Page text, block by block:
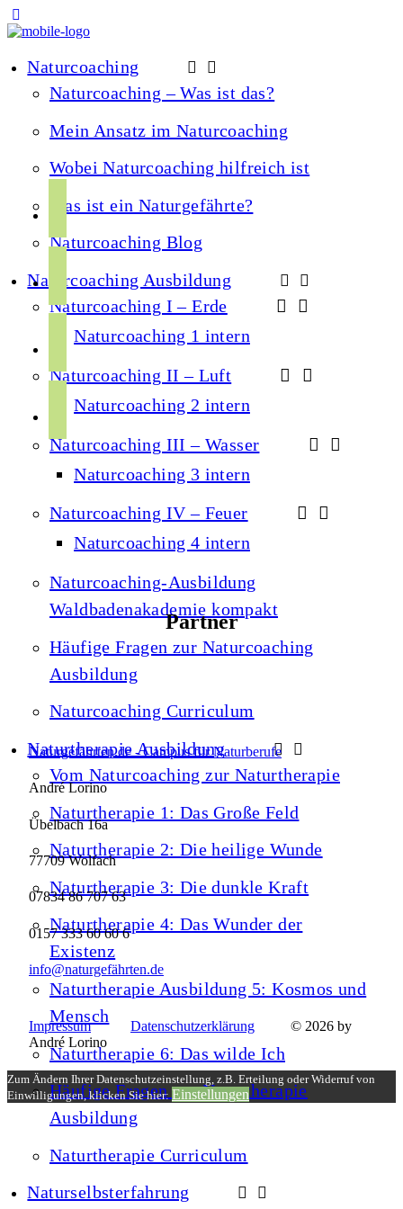
Naturcoaching
Naturcoaching – Was ist das?
Mein Ansatz im Naturcoaching
Wobei Naturcoaching hilfreich ist
Was ist ein Naturgefährte?
Naturcoaching Blog
Naturcoaching Ausbildung
Naturcoaching I – Erde
Naturcoaching 1 intern
Naturcoaching II – Luft
Naturcoaching 2 intern
Naturcoaching III – Wasser
Naturcoaching 3 intern
Naturcoaching IV – Feuer
Naturcoaching 4 intern
Naturcoaching-Ausbildung
Waldbadenakademie kompakt
Häufige Fragen zur Naturcoaching
Ausbildung
Naturcoaching Curriculum
Naturtherapie Ausbildung
Vom Naturcoaching zur Naturtherapie
Naturtherapie 1: Das Große Feld
Naturtherapie 2: Die heilige Wunde
Naturtherapie 3: Die dunkle Kraft
Naturtherapie 4: Das Wunder der
Existenz
Naturtherapie Ausbildung 5: Kosmos und
Mensch
Naturtherapie 6: Das wilde Ich
Häufige Fragen zur Naturtherapie
Ausbildung
Naturtherapie Curriculum
Naturselbsterfahrung
c
b
o
k
n
s
g
a
u
b
o
f
Partner
Naturgefährten.de - Campus für Naturberufe
André Lorino
Übelbach 16a
77709 Wolfach
07834 86 707 63
0157 333 60 60 6
info@naturgefährten.de
Impressum Datenschutzerklärung © 2026 by
André Lorino
Zum Ändern Ihrer Datenschutzeinstellung, z.B. Erteilung oder Widerruf von
Einwilligungen, klicken Sie hier:Einstellungen